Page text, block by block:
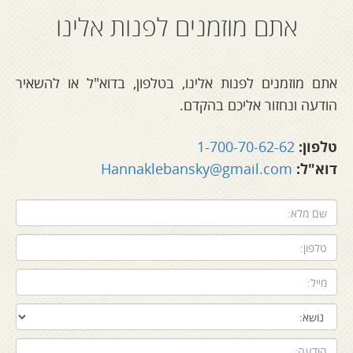
אתם מוזמנים לפנות אלינו
אתם מוזמנים לפנות אלינו, בטלפון, בדוא"ל או להשאיר
הודעה ונחזור אליכם בהקדם.
טלפון: 1-700-70-62-62
דוא"ל: Hannaklebansky@gmail.com